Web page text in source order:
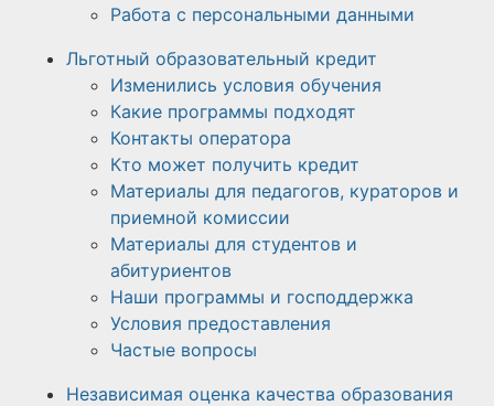
Работа с персональными данными
Льготный образовательный кредит
Изменились условия обучения
Какие программы подходят
Контакты оператора
Кто может получить кредит
Материалы для педагогов, кураторов и
приемной комиссии
Материалы для студентов и
абитуриентов
Наши программы и господдержка
Условия предоставления
Частые вопросы
Независимая оценка качества образования